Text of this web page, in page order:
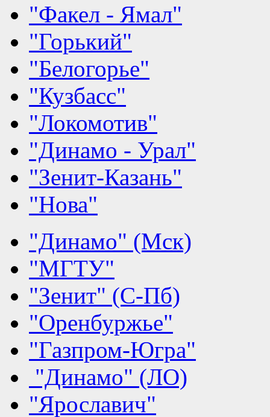
"Факел - Ямал"
"Горький"
"Белогорье"
"Кузбасс"
"Локомотив"
"Динамо - Урал"
"Зенит-Казань"
"Нова"
"Динамо" (Мск)
"МГТУ"
"Зенит" (С-Пб)
"Оренбуржье"
"Газпром-Югра"
"Динамо" (ЛО)
"Ярославич"